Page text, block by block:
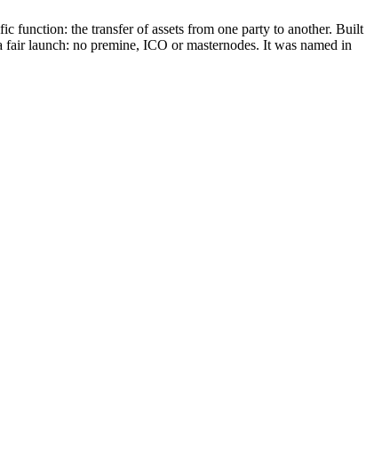
function: the transfer of assets from one party to another. Built
launch: no premine, ICO or masternodes. It was named in